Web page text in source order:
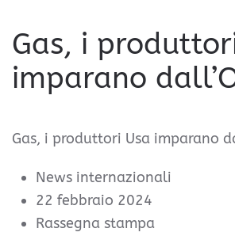
Gas, i
imparano
Gas, i produttori Usa imparano
News internazionali
22 febbraio 2024
Rassegna stampa